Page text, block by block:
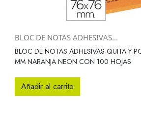
BLOC DE NOTAS ADHESIVAS...
BLOC DE NOTAS ADHESIVAS QUITA Y
MM NARANJA NEON CON 100 HOJAS
Añadir al carrito